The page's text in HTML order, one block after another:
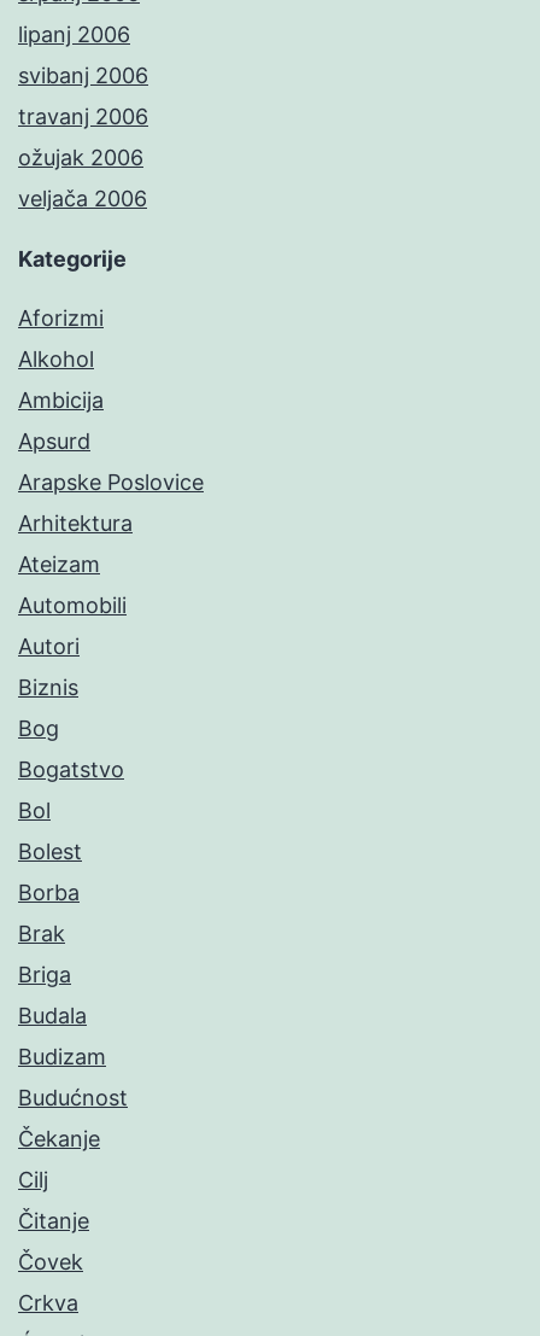
lipanj 2006
svibanj 2006
travanj 2006
ožujak 2006
veljača 2006
Kategorije
Aforizmi
Alkohol
Ambicija
Apsurd
Arapske Poslovice
Arhitektura
Ateizam
Automobili
Autori
Biznis
Bog
Bogatstvo
Bol
Bolest
Borba
Brak
Briga
Budala
Budizam
Budućnost
Čekanje
Cilj
Čitanje
Čovek
Crkva